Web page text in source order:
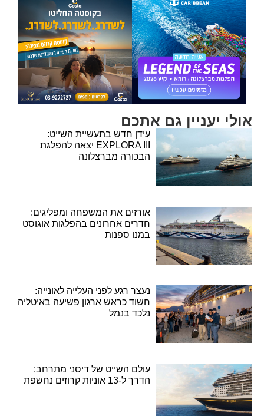
אולי יעניין גם אתכם
עידן חדש בתעשיית השייט:
EXPLORA III יצאה להפלגת
הבכורה מברצלונה
אורזים את המשפחה ומפליגים:
חדרים אחרונים בהפלגות אוגוסט
במנו ספנות
נעצר רגע לפני העלייה לאונייה:
חשוד כראש ארגון פשיעה באיטליה
נלכד בנמל
עולם השייט של דיסני מתרחב:
הדרך ל-13 אוניות קרוזים נחשפת